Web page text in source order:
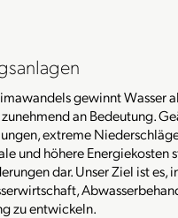
gewinnt Wasser
an Bedeutung.
extreme
und höhere Energiekosten
dar. Unser Ziel ist es,
zu entwickeln.